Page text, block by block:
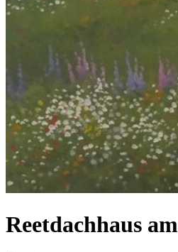
Reetdachhaus